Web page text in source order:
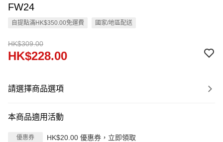
FW24
自提點滿HK$350.00免運費 國家/地區配送
HK$309.00
HK$228.00
請選擇商品選項
本商品適用活動
優惠券 HK$20.00 優惠券，立即領取